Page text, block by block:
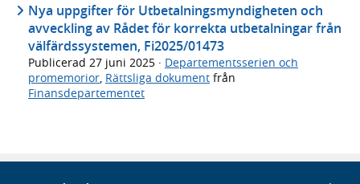
Nya uppgifter för Utbetalningsmyndigheten och
avveckling av Rådet för korrekta utbetalningar från
välfärdssystemen, Fi2025/01473
Publicerad 27 juni 2025 · Departementsserien och
promemorior, Rättsliga dokument från
Finansdepartementet